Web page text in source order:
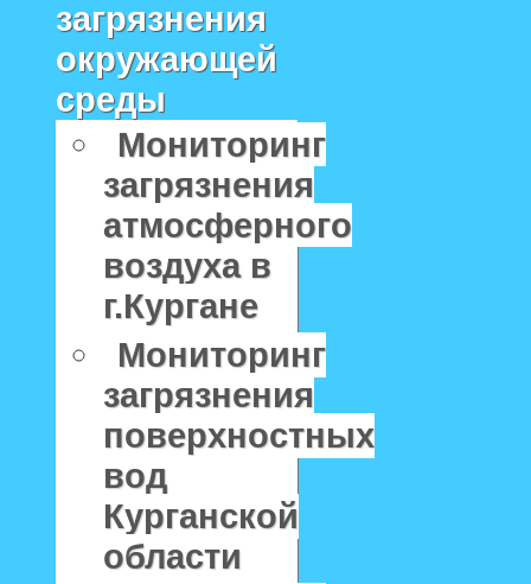
загрязнения
окружающей
среды
Мониторинг
загрязнения
атмосферного
воздуха в
г.Кургане
Мониторинг
загрязнения
поверхностных
вод
Курганской
области